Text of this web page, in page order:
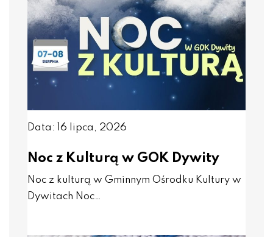
Data: 16 lipca, 2026
Noc z Kulturą w GOK Dywity
Noc z kulturą w Gminnym Ośrodku Kultury w
Dywitach Noc…